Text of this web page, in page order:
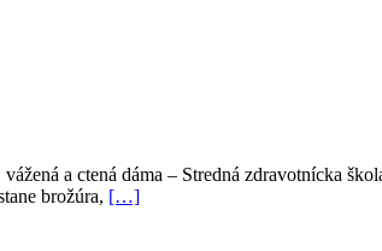
a ctená dáma – Stredná zdravotnícka
brožúra, […]